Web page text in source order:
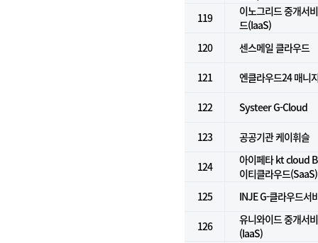
119
이노그리드 중개서
드(IaaS)
120
센스메일 클라우드
121 엔클라우드24 매니
122 Systeer G-Cloud
123 공공기관 케이휘슬
124
아이페타 kt cloud
이티클라우드(SaaS)
125
INJE G-클라우드서
126
유니와이드 중개서
(IaaS)